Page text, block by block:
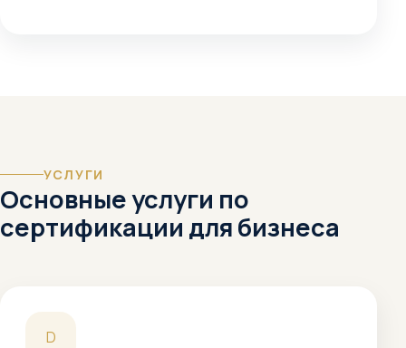
УСЛУГИ
Основные услуги по
сертификации для бизнеса
D